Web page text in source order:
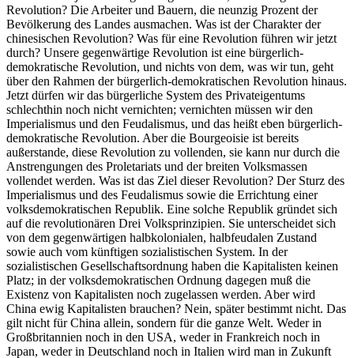
Revolution? Die Arbeiter und Bauern, die neunzig Prozent der
Bevölkerung des Landes ausmachen. Was ist der Charakter der
chinesischen Revolution? Was für eine Revolution führen wir jetzt
durch? Unsere gegenwärtige Revolution ist eine bürgerlich-
demokratische Revolution, und nichts von dem, was wir tun, geht
über den Rahmen der bürgerlich-demokratischen Revolution hinaus.
Jetzt dürfen wir das bürgerliche System des Privateigentums
schlechthin noch nicht vernichten; vernichten müssen wir den
Imperialismus und den Feudalismus, und das heißt eben bürgerlich-
demokratische Revolution. Aber die Bourgeoisie ist bereits
außerstande, diese Revolution zu vollenden, sie kann nur durch die
Anstrengungen des Proletariats und der breiten Volksmassen
vollendet werden. Was ist das Ziel dieser Revolution? Der Sturz des
Imperialismus und des Feudalismus sowie die Errichtung einer
volksdemokratischen Republik. Eine solche Republik gründet sich
auf die revolutionären Drei Volksprinzipien. Sie unterscheidet sich
von dem gegenwärtigen halbkolonialen, halbfeudalen Zustand
sowie auch vom künftigen sozialistischen System. In der
sozialistischen Gesellschaftsordnung haben die Kapitalisten keinen
Platz; in der volksdemokratischen Ordnung dagegen muß die
Existenz von Kapitalisten noch zugelassen werden. Aber wird
China ewig Kapitalisten brauchen? Nein, später bestimmt nicht. Das
gilt nicht für China allein, sondern für die ganze Welt. Weder in
Großbritannien noch in den USA, weder in Frankreich noch in
Japan, weder in Deutschland noch in Italien wird man in Zukunft